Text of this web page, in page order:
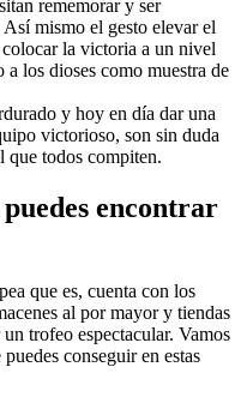
rememorar y ser
mismo el gesto elevar el
la victoria a un nivel
los dioses como muestra de
y hoy en día dar una
victorioso, son sin duda
que todos compiten.
encontrar
que es, cuenta con los
al por mayor y tiendas
trofeo espectacular. Vamos
conseguir en estas